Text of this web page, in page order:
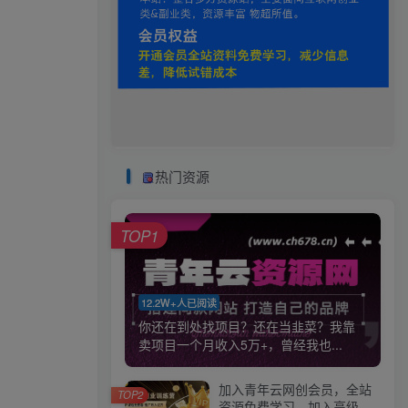
热门资源
12.2W+人已阅读
你还在到处找项目？还在当韭菜？我靠
卖项目一个月收入5万+，曾经我也...
TOP1
加入青年云网创会员，全站
TOP2